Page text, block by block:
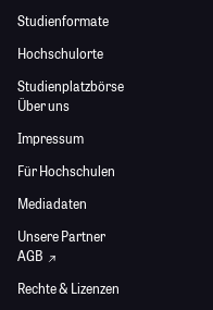
Studienformate
Hochschulorte
Studienplatzbörse
Über uns
Impressum
Für Hochschulen
Mediadaten
Unsere Partner
AGB
Rechte & Lizenzen